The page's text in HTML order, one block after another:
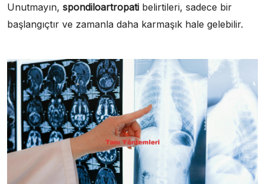
Unutmayın, spondiloartropati belirtileri, sadece bir
başlangıçtır ve zamanla daha karmaşık hale gelebilir.